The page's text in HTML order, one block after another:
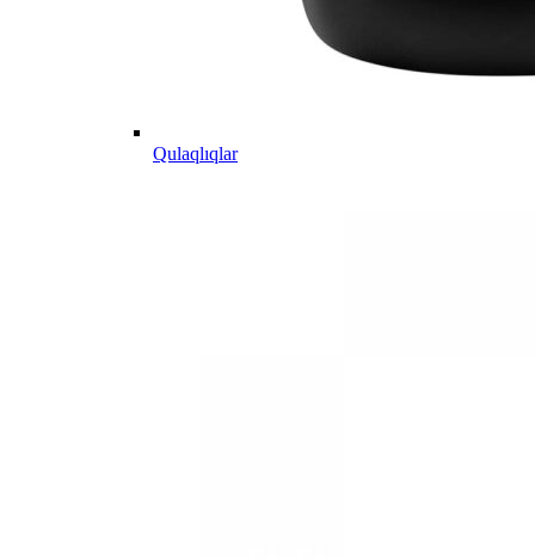
Qulaqlıqlar